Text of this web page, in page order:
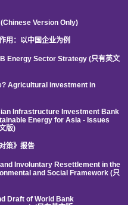
Version Only)
用：以中国企业为例
Energy Sector Strategy (只有英文
Agricultural investment in
Infrastructure Investment Bank
Energy for Asia - Issues
版)
策》报告
Involuntary Resettlement in the
and Social Framework (只
Draft of World Bank